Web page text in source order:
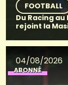
FOOTBALL
Du Racing au
rejoint la
04/08/2026
ABONNÉ